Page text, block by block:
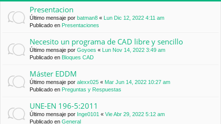
Presentacion
Último mensaje por batman8 «
Lun Dic 12, 2022 4:11 am
Publicado en Presentaciones
Necesito un programa de CAD libre y sencillo
Último mensaje por Goyoes «
Lun Nov 14, 2022 3:49 am
Publicado en Bloques CAD
Máster EDDM
Último mensaje por alexx025 « Mar Jun 14, 2022 10:27 am
Publicado en Preguntas y Respuestas
UNE-EN 196-5:2011
Último mensaje por Inge0101 « Vie Abr 29, 2022 5:12 am
Publicado en General